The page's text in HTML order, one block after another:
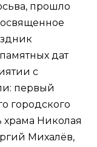
прошло
дат
с
первый
городского
храма Николая
Михалёв,